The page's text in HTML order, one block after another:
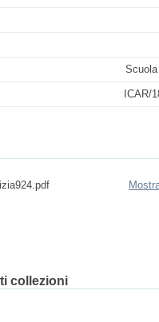
ICAR/
collezioni